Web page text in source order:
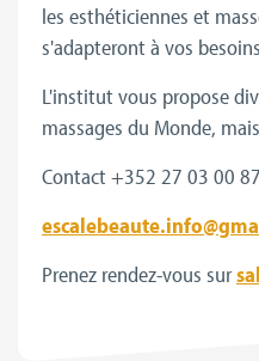
les esthéticiennes et
s'adapteront à vos
L'institut vous propose
massages du Monde,
Contact +352 27 03 00 87
Prenez rendez-vous sur